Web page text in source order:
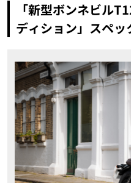
「新型ボンネビル
ディション」スペッ